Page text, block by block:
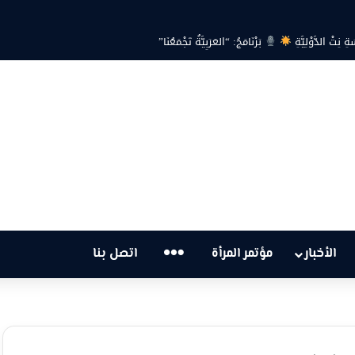
نِتْ الدَّوْلِيَّةِ بَرْنَامَجُ: “العَرَبِيَّةُ تَجْمَعُنَا”
الأخبار مؤتمر المرأة … اتصل بنا